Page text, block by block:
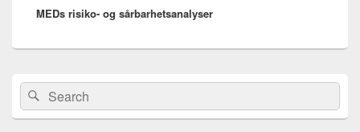
post:
MEDs risiko- og sårbarhetsanalyser
Primary
Sidebar
Widget
Area
Search
for:
Search